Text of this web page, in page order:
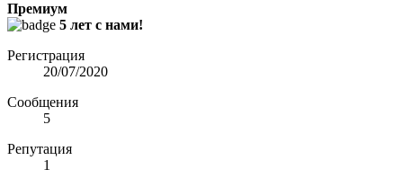
Премиум
5 лет с нами!
Регистрация
20/07/2020
Сообщения
5
Репутация
1